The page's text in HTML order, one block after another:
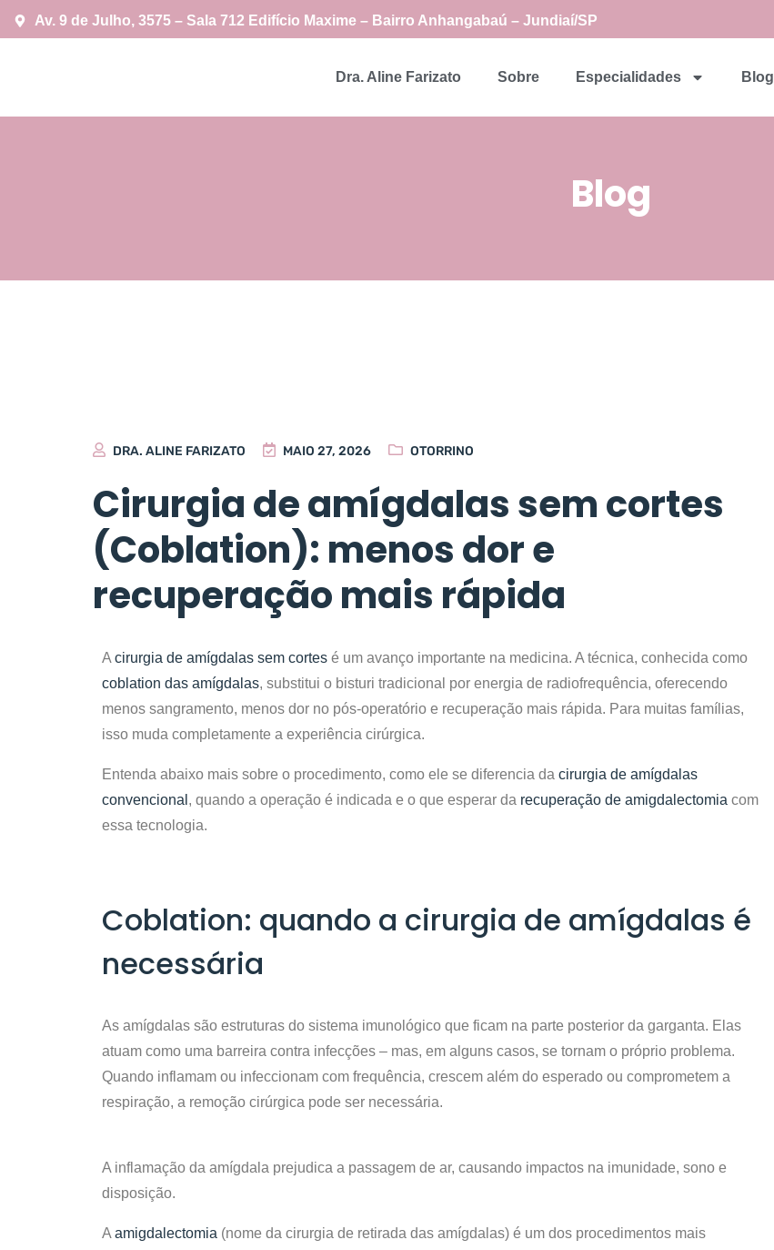
Av. 9 de Julho, 3575 – Sala 712 Edifício Maxime – Bairro Anhangabaú – Jundiaí/SP
Dra. Aline Farizato Sobre Especialidades Blog
Blog
DRA. ALINE FARIZATO MAIO 27, 2026 OTORRINO
Cirurgia de amígdalas sem cortes
(Coblation): menos dor e
recuperação mais rápida
A cirurgia de amígdalas sem cortes é um avanço importante na medicina. A técnica, conhecida como
coblation das amígdalas, substitui o bisturi tradicional por energia de radiofrequência, oferecendo
menos sangramento, menos dor no pós-operatório e recuperação mais rápida. Para muitas famílias,
isso muda completamente a experiência cirúrgica.
Entenda abaixo mais sobre o procedimento, como ele se diferencia da cirurgia de amígdalas
convencional , quando a operação é indicada e o que esperar da recuperação de amigdalectomia com
essa tecnologia.
Coblation: quando a cirurgia de amígdalas é
necessária
As amígdalas são estruturas do sistema imunológico que ficam na parte posterior da garganta. Elas
atuam como uma barreira contra infecções – mas, em alguns casos, se tornam o próprio problema.
Quando inflamam ou infeccionam com frequência, crescem além do esperado ou comprometem a
respiração, a remoção cirúrgica pode ser necessária.
A inflamação da amígdala prejudica a passagem de ar, causando impactos na imunidade, sono e
disposição.
A amigdalectomia (nome da cirurgia de retirada das amígdalas) é um dos procedimentos mais